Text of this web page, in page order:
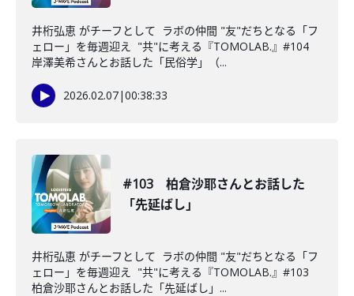
井桁弘恵 がチーフとして ラボの仲間 "友"だちとなる「フ
ェロー」を毎週迎え "共"に考える『TOMOLAB.』#104
岸澤美希さんとお話した「民俗学」（...
2026.02.07|00:38:33
#103 柏倉沙耶さんとお話した
「先延ばし」
井桁弘恵 がチーフとして ラボの仲間 "友"だちとなる「フ
ェロー」を毎週迎え "共"に考える『TOMOLAB.』#103
柏倉沙耶さんとお話した「先延ばし」...